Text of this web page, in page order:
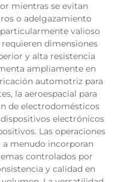
mientras se evitan
o adelgazamiento
valioso
dimensiones
y alta resistencia
ampliamente en
automotriz para
la aeroespacial para
de electrodomésticos
electrónicos
Las operaciones
menudo incorporan
controlados por
y calidad en